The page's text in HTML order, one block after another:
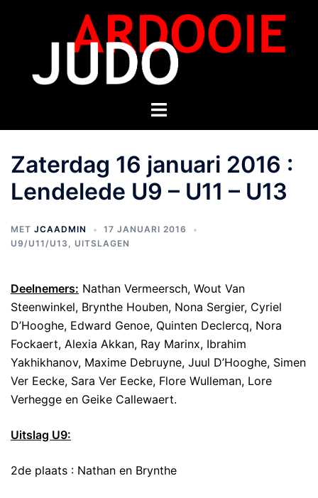
Zaterdag 16 januari 2016 :
Lendelede U9 – U11 – U13
MET JCAADMIN
17 JANUARI 2016
U9/U11/U13 , UITSLAGEN
Deelnemers: Nathan Vermeersch, Wout Van
Steenwinkel, Brynthe Houben, Nona Sergier, Cyriel
D’Hooghe, Edward Genoe, Quinten Declercq, Nora
Fockaert, Alexia Akkan, Ray Marinx, Ibrahim
Yakhikhanov, Maxime Debruyne, Juul D’Hooghe, Simen
Ver Eecke, Sara Ver Eecke, Flore Wulleman, Lore
Verhegge en Geike Callewaert.
Uitslag U9:
2de plaats : Nathan en Brynthe